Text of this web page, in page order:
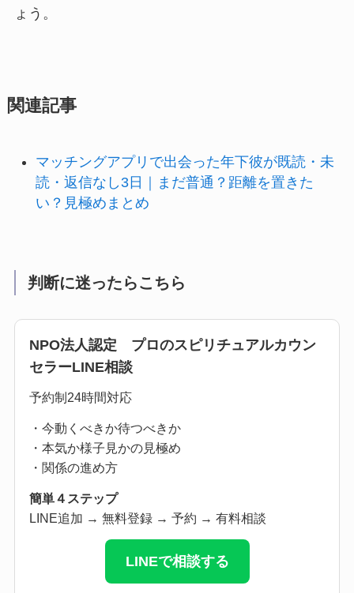
ょう。
関連記事
マッチングアプリで出会った年下彼が既読・未
読・返信なし3日｜まだ普通？距離を置きた
い？見極めまとめ
判断に迷ったらこちら
NPO法人認定 プロのスピリチュアルカウン
セラーLINE相談
予約制24時間対応
・今動くべきか待つべきか
・本気か様子見かの見極め
・関係の進め方
簡単４ステップ
LINE追加 → 無料登録 → 予約 → 有料相談
LINEで相談する